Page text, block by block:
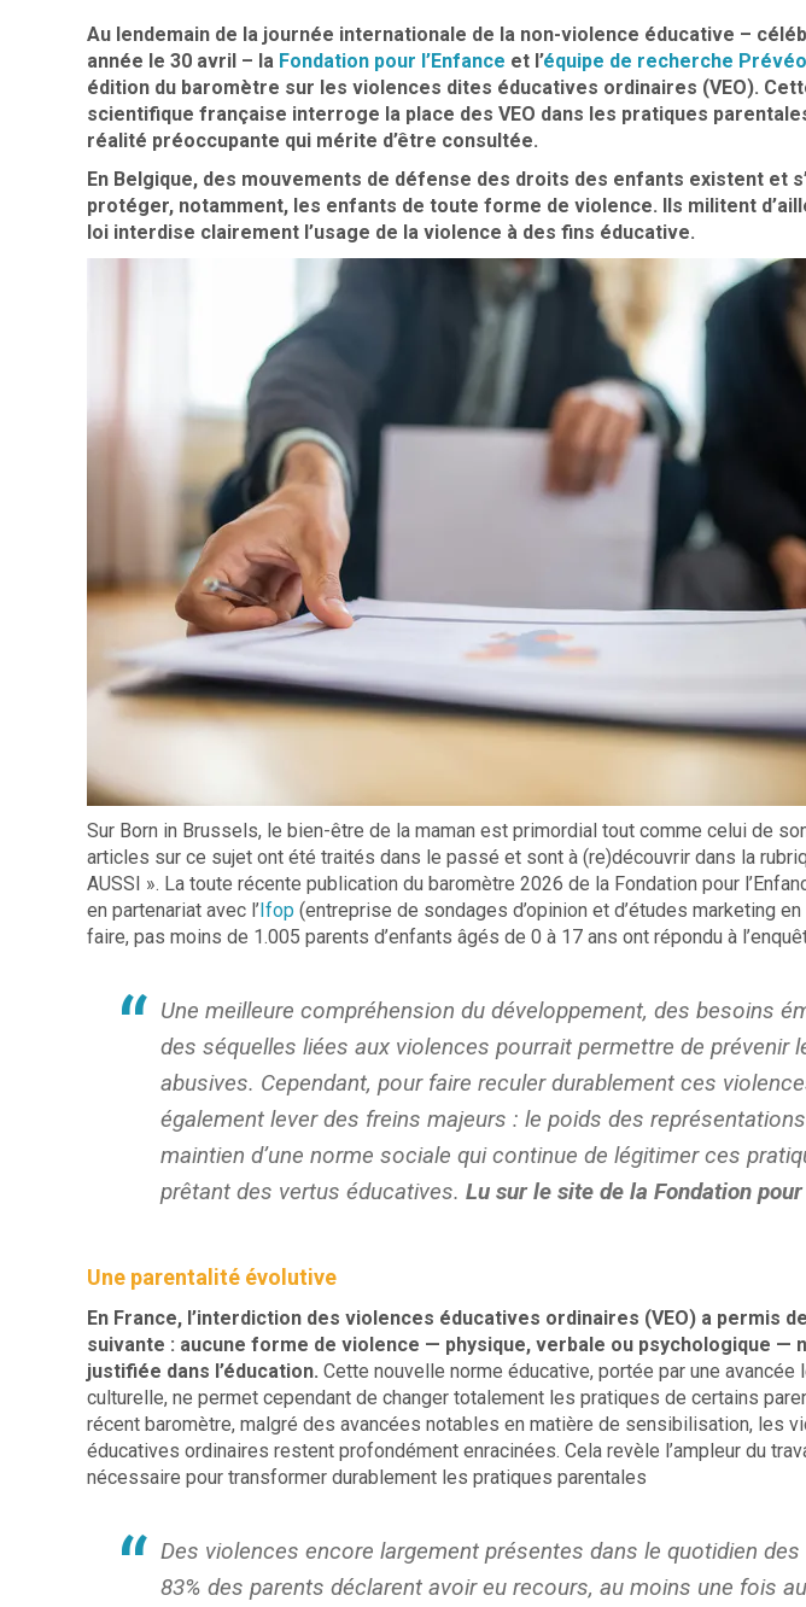
Au lendemain de la journée internationale de la non-violence éducative –
année le 30 avril – la Fondation pour l’Enfance et l’équipe de recherche Prévéo
édition du baromètre sur les violences dites éducatives ordinaires (VEO).
scientifique française interroge la place des VEO dans les pratiques
réalité préoccupante qui mérite d’être consultée.
En Belgique, des mouvements de défense des droits des enfants existent et
protéger, notamment, les enfants de toute forme de violence. Ils militent
loi interdise clairement l’usage de la violence à des fins éducative.
Sur Born in Brussels, le bien-être de la maman est primordial tout comme celui de
articles sur ce sujet ont été traités dans le passé et sont à (re)découvrir dans la
AUSSI ». La toute récente publication du baromètre 2026 de la Fondation pour
en partenariat avec l’Ifop (entreprise de sondages d’opinion et d’études marketing en
faire, pas moins de 1.005 parents d’enfants âgés de 0 à 17 ans ont répondu à
Une meilleure compréhension du développement, des besoins
des séquelles liées aux violences pourrait permettre de prévenir
abusives. Cependant, pour faire reculer durablement ces
également lever des freins majeurs : le poids des
maintien d’une norme sociale qui continue de légitimer ces
prêtant des vertus éducatives. Lu sur le site de la Fondation pour
Une parentalité évolutive
En France, l’interdiction des violences éducatives ordinaires (VEO) a permis
suivante : aucune forme de violence — physique, verbale ou psychologique —
justifiée dans l’éducation. Cette nouvelle norme éducative, portée par une
culturelle, ne permet cependant de changer totalement les pratiques de certains
récent baromètre, malgré des avancées notables en matière de sensibilisation, les
éducatives ordinaires restent profondément enracinées. Cela revèle l’ampleur du
nécessaire pour transformer durablement les pratiques parentales
Des violences encore largement présentes dans le quotidien
83% des parents déclarent avoir eu recours, au moins une fois